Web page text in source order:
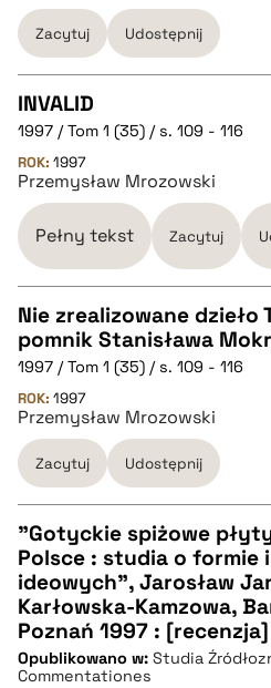
BIBTEX
pobierz cytat
Zacytuj Udostępnij
CZYSTY TEKST
pobierz cytat
pobierz cytat
INVALID
1997 / Tom 1 (35) / s. 109 - 116
ROK: 1997
Przemysław Mrozowski
Pełny tekst Zacytuj
CZYSTY TEKST
pobierz cytat
BIBTEX
pobierz cytat
Nie zrealizowane dzieło
pomnik Stanisława
1997 / Tom 1 (35) / s. 109 - 116
ROK: 1997
Przemysław Mrozowski
Zacytuj Udostępnij
CZYSTY TEKST
pobierz cytat
"Gotyckie spiżowe
Polsce : studia o formie
ideowych", Jarosław
Karłowska-Kamzowa,
Poznań 1997 : [recenzja]
Opublikowano w: Studia
Commentationes